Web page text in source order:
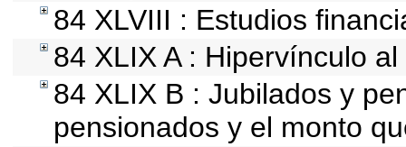
84 XLVIII : Estudios
84 XLIX A : Hipervínculo
84 XLIX B : Jubilados y
pensionados y el monto